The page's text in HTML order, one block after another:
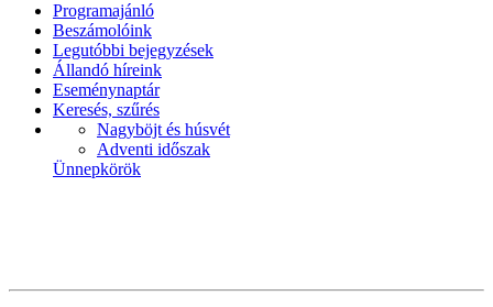
Programajánló
Beszámolóink
Legutóbbi bejegyzések
Állandó híreink
Eseménynaptár
Keresés, szűrés
Nagyböjt és húsvét
Adventi időszak
Ünnepkörök